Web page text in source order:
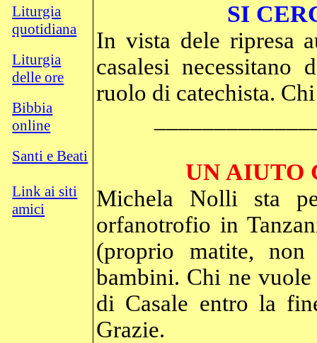
Liturgia
quotidiana
Liturgia
delle ore
Bibbia
online
Santi e Beati
Link ai siti
amici
SI
In vista dele ripresa
casalesi
ruolo di catechista.
UN AIUTO
Michela Nolli sta
orfanotrofio in
(proprio matite,
bambini. Chi ne
di Casale entro la
Grazie.